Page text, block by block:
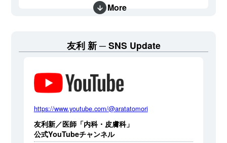
More
友利 新 SNS Update
https://www.youtube.com/@aratatomori
友利新／医師「内科・皮膚科」
公式YouTubeチャンネル